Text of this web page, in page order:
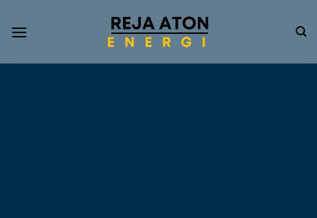
Informasi